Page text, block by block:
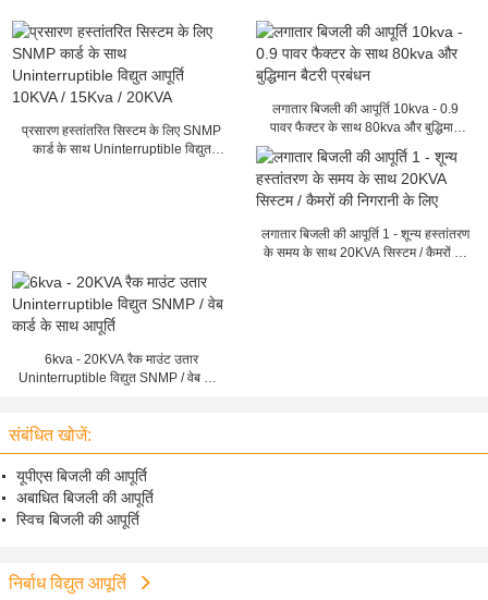
प्रसारण हस्तांतरित सिस्टम के लिए SNMP
कार्ड के साथ Uninterruptible विद्युत
लगातार बिजली की आपूर्ति 10kva - 0.9
पावर फैक्टर के साथ 80kva और बुद्धिमान
बैटरी प्रबंधन
लगातार बिजली की आपूर्ति 1 - शून्य हस्तांतरण
के समय के साथ 20KVA सिस्टम / कैमरों की
6kva - 20KVA रैक माउंट उतार
Uninterruptible विद्युत SNMP / वेब कार्ड
संबंधित खोजें:
यूपीएस बिजली की आपूर्ति
अबाधित बिजली की आपूर्ति
स्विच बिजली की आपूर्ति
निर्बाध विद्युत आपूर्ति